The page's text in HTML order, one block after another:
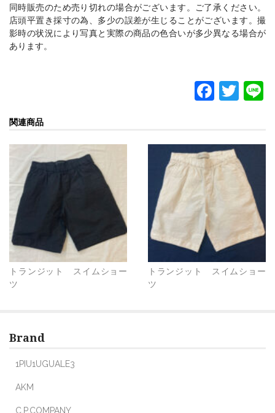
同時販売のため売り切れの場合がございます。ご了承ください。
店頭平置き採寸の為、多少の誤差が生じることがございます。撮
影時の状況により写真と実際の商品の色合いが多少異なる場合が
あります。
F
e
b
o
k
T
er
関連商品
トランジット スイムショー
ツ
トランジット スイムショー
ツ
Brand
1PIU1UGUALE3
AKM
C.P.COMPANY